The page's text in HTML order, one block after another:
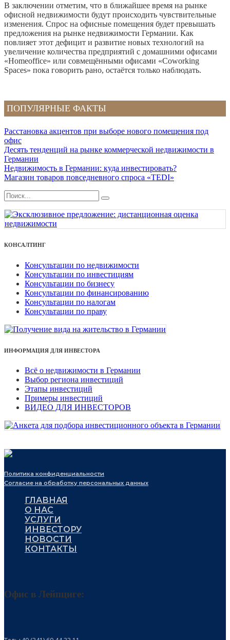
В заключении отметим, что в ближайшее время на рынке
офисной недвижимости будут происходить чувствительные
изменения. Спрос на офисные помещения будет превышать
предложения на рынке недвижимости Германии. Как
повлияет этот дефицит и развитие новых технологий на
увеличение количества предприятий с домашними офисами
«Homeoffice» или совмещёнными офисами «Coworking
Spaces» пока говорить рано, остаётся только наблюдать.
ПОПУЛЯРНЫЕ ФАКТЫ
Расстановка акцентов при выборе нового помещения под
офис
Десять тенденций на рынке коммерческой недвижимости в
Германии
Недвижимость в Германии: куда инвестировать?
Магазин товаров повседневного спроса «TEDI»
КОНСАЛТИНГ
Консультации по недвижимости
Консультации по инвестициям
Консультации по бизнесу
Консультации по финансированию
Консультации по налогам
Консультации по праву
ИНФОРМАЦИЯ ДЛЯ ИНВЕСТОРА
Всё о недвижимости в Германии
Выбор региона инвестиций
Этапы инвестиций
Примеры инвестиций
ВИДЕО ДЛЯ ИНВЕСТОРОВ
Политика конфиденциальности
Согласие на обработку персональных данных
ГЛАВНАЯ
О НАС
УСЛУГИ
ИНВЕСТОРУ
НОВОСТИ
КОНТАКТЫ
Офис в Лейпциге: